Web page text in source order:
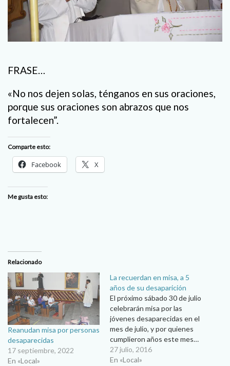
FRASE…
«No nos dejen solas, ténganos en sus oraciones,
porque sus oraciones son abrazos que nos
fortalecen”.
Comparte esto:
Facebook X
Me gusta esto:
Relacionado
Reanudan misa por personas
desaparecidas
17 septiembre, 2022
En «Local»
La recuerdan en misa, a 5
años de su desaparición
El próximo sábado 30 de julio
celebrarán misa por las
jóvenes desaparecidas en el
mes de julio, y por quienes
cumplieron años este mes…
Ana María Ibarra Vecinos,
familiares, así como padres y
27 julio, 2016
En «Local»